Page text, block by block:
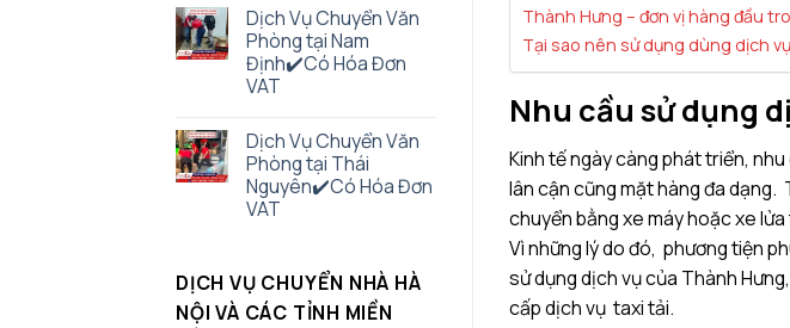
Dịch Vụ Chuyển Văn
Phòng tại Nam
Định✔️Có Hóa Đơn
VAT
Dịch Vụ Chuyển Văn
Phòng tại Thái
Nguyên✔️Có Hóa Đơn
VAT
DỊCH VỤ CHUYỂN NHÀ HÀ
NỘI VÀ CÁC TỈNH MIỀN
Thành Hưng – đơn vị hàng đầu
Tại sao nên sử dụng dùng dịch
Nhu cầu sử dụng
Kinh tế ngày càng phát triển,
lân cận cũng mặt hàng đa dạng.
chuyển bằng xe máy hoặc xe
Vì những lý do đó, phương tiện
sử dụng dịch vụ của Thành
cấp dịch vụ taxi tải.